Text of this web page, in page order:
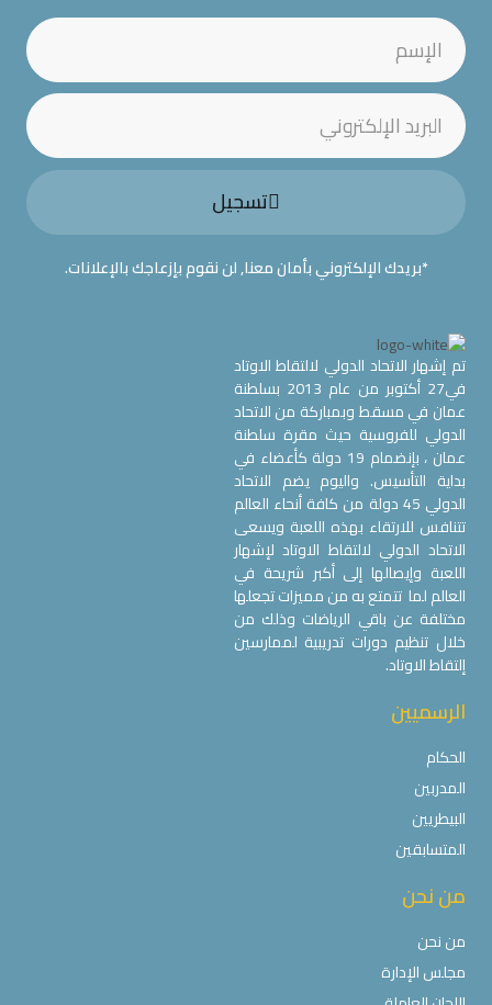
تسجيل
*بريدك الإلكتروني بأمان معنا, لن نقوم بإزعاجك بالإعلانات.
تم إشهار الاتحاد الدولي لالتقاط الاوتاد
في27 أكتوبر من عام 2013 بسلطنة
عمان في مسقط وبمباركة من الاتحاد
الدولي للفروسية حيث مقرة سلطنة
عمان ، بإنضمام 19 دولة كأعضاء في
بداية التأسيس. واليوم يضم الاتحاد
الدولي 45 دولة من كافة أنحاء العالم
تتنافس للارتقاء بهذه اللعبة ويسعى
الاتحاد الدولي لالتقاط الاوتاد لإشهار
اللعبة وإيصالها إلى أكبر شريحة في
العالم لما تتمتع به من مميزات تجعلها
مختلفة عن باقي الرياضات وذلك من
خلال تنظيم دورات تدريبية لممارسين
إلتقاط الاوتاد.
الرسميين
الحكام
المدربين
البيطريين
المتسابقين
من نحن
من نحن
مجلس الإدارة